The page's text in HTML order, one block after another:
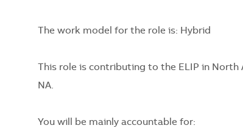
The work model for the role is: Hybrid
This role is contributing to the ELIP in North
NA.
You will be mainly accountable for: